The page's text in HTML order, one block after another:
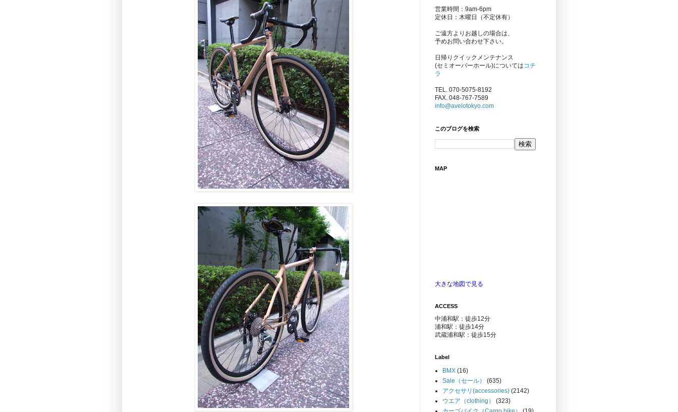
営業時間：9am-6pm
定休日：木曜日（不定休有）
ご遠方よりお越しの場合は、
予めお問い合わせ下さい。
日帰りクイックメンテナンス
(セミオーバーホール)については コチ
ラ
TEL. 070-5075-8192
FAX. 048-767-7589
info@avelotokyo.com
このブログを検索
MAP
大きな地図で見る
ACCESS
中浦和駅：徒歩12分
浦和駅：徒歩14分
武蔵浦和駅：徒歩15分
Label
BMX (16)
Sale（セール）
(635)
アクセサリ(accessories) (2142)
ウエア（clothing）
(323)